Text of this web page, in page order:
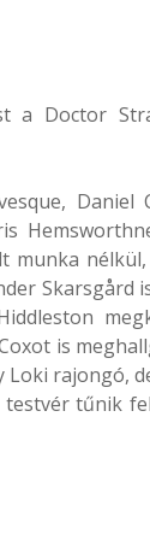
a Doctor
Daniel
Skarsgård
is
rajongó,
tűnik